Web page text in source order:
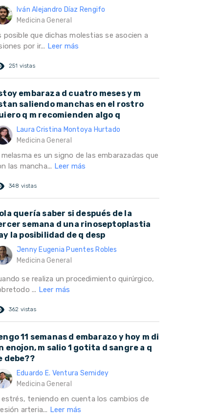
Iván Alejandro Díaz Rengifo
Medicina General
posible que dichas molestias se asocien a
por ir... Leer más
251 vistas
embaraza d cuatro meses y m
saliendo manchas en el rostro
q m recomienden algo q
Laura Cristina Montoya Hurtado
Medicina General
melasma es un signo de las embarazadas que
las mancha... Leer más
348 vistas
quería saber si después de la
semana d una rinoseptoplastia
la posibilidad de q desp
Jenny Eugenia Puentes Robles
Medicina General
se realiza un procedimiento quirúrgico,
... Leer más
362 vistas
11 semanas d embarazo y hoy m di
enojon, m salio 1 gotita d sangre a q
debe??
Eduardo E. Ventura Semidey
Medicina General
estrés, teniendo en cuenta los cambios de
arteria... Leer más